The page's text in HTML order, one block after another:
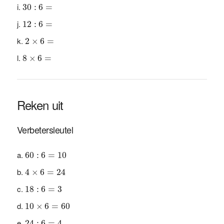
30 : 6 =
30 :6=
12 : 6 =
12 :6=
2 × 6 =
2 ×6 =
8 × 6 =
8 ×6 =
Reken uit
Verbetersleutel
60 : 6 = 10
60 :6= 10
4 × 6 = 24
4 ×6 = 24
18 : 6 = 3
18 :6= 3
10 × 6 = 60
10 ×6= 60
24 :6= 4